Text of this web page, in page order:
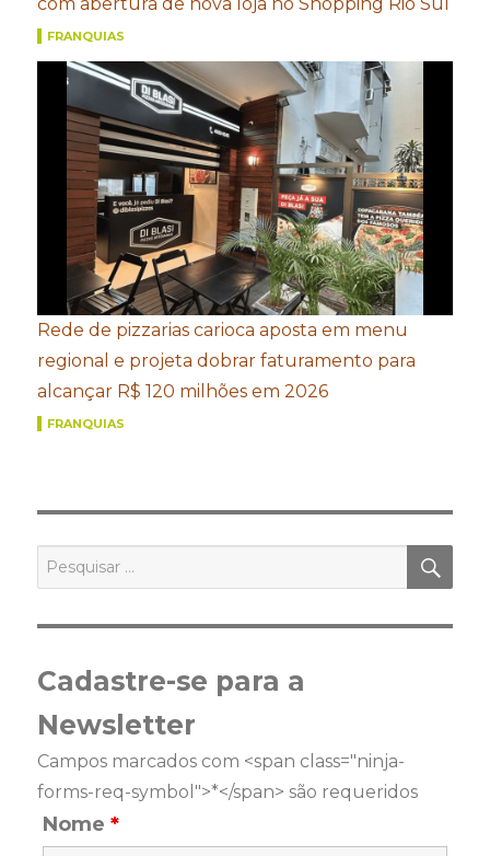
com abertura de nova loja no Shopping Rio Sul
FRANQUIAS
Rede de pizzarias carioca aposta em menu
regional e projeta dobrar faturamento para
alcançar R$ 120 milhões em 2026
FRANQUIAS
por:
Cadastre-se para a
Newsletter
Campos marcados com <span class="ninja-
forms-req-symbol">*</span> são requeridos
Nome*